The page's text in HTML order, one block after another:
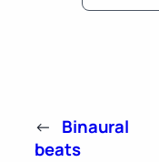
← Binaural
beats